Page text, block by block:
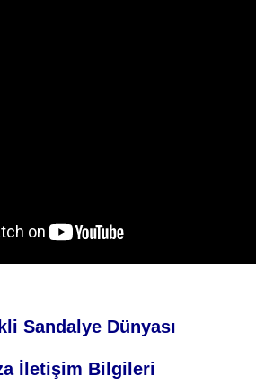
Sandalye Dünyası
İletişim Bilgileri